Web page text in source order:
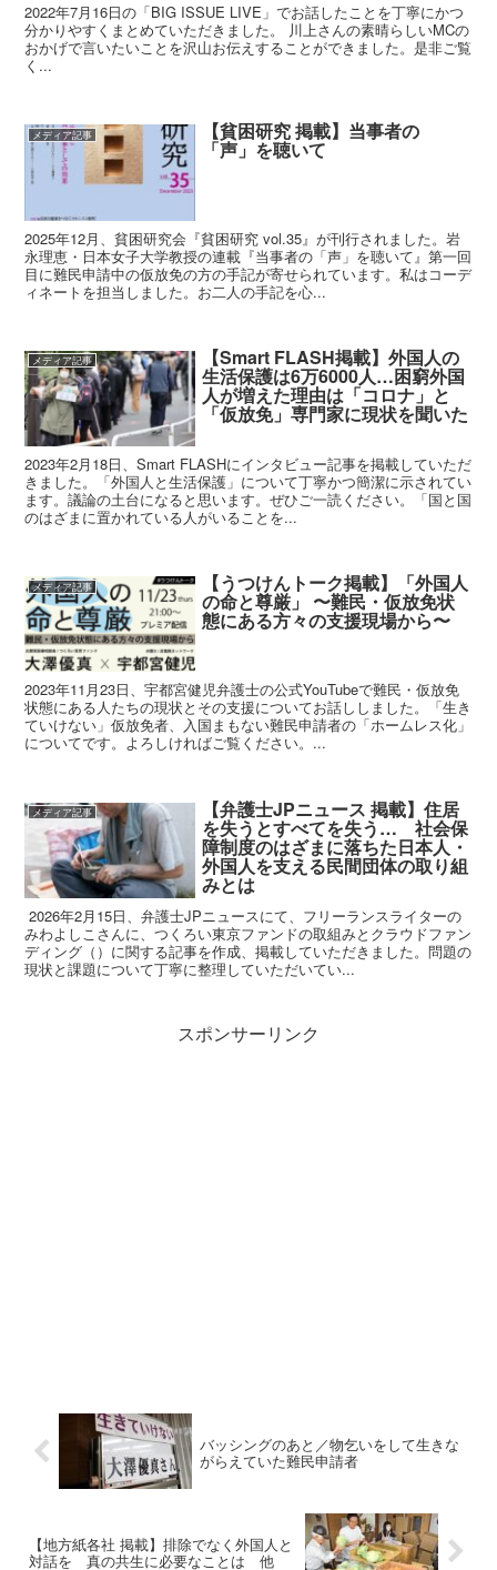
2022年7月16日の「BIG ISSUE LIVE」でお話したことを丁寧にかつ
分かりやすくまとめていただきました。 川上さんの素晴らしいMCの
おかげで言いたいことを沢山お伝えすることができました。是非ご覧
く...
メディア記事 【貧困研究 掲載】当事者の
「声」を聴いて
2025年12月、貧困研究会『貧困研究 vol.35』が刊行されました。岩
永理恵・日本女子大学教授の連載『当事者の「声」を聴いて』第一回
目に難民申請中の仮放免の方の手記が寄せられています。私はコーデ
ィネートを担当しました。お二人の手記を心...
メディア記事 【Smart FLASH掲載】外国人の
生活保護は6万6000人…困窮外国
人が増えた理由は「コロナ」と
「仮放免」専門家に現状を聞いた
2023年2月18日、Smart FLASHにインタビュー記事を掲載していただ
きました。「外国人と生活保護」について丁寧かつ簡潔に示されてい
ます。議論の土台になると思います。ぜひご一読ください。「国と国
のはざまに置かれている人がいることを...
メディア記事 【うつけんトーク掲載】「外国人
の命と尊厳」 〜難民・仮放免状
態にある方々の支援現場から〜
2023年11月23日、宇都宮健児弁護士の公式YouTubeで難民・仮放免
状態にある人たちの現状とその支援についてお話ししました。「生き
ていけない」仮放免者、入国まもない難民申請者の「ホームレス化」
についてです。よろしければご覧ください。...
メディア記事 【弁護士JPニュース 掲載】住居
を失うとすべてを失う… 社会保
障制度のはざまに落ちた日本人・
外国人を支える民間団体の取り組
みとは
2026年2月15日、弁護士JPニュースにて、フリーランスライターの
みわよしこさんに、つくろい東京ファンドの取組みとクラウドファン
ディング（）に関する記事を作成、掲載していただきました。問題の
現状と課題について丁寧に整理していただいてい...
スポンサーリンク
バッシングのあと／物乞いをして生きな
がらえていた難民申請者
【地方紙各社 掲載】排除でなく外国人と
対話を 真の共生に必要なことは 他